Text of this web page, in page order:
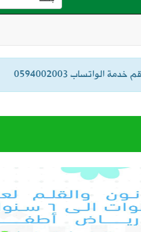
0594002003